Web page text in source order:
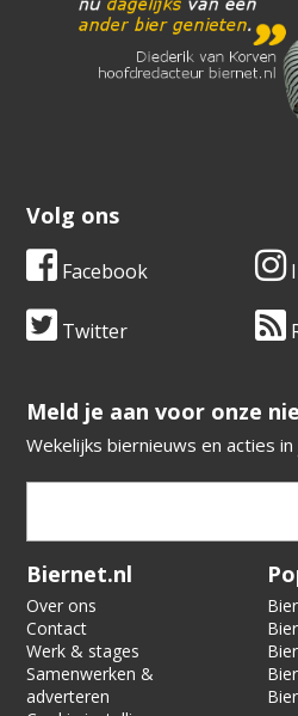
Volg ons
Facebook
Twitter
​​​​​​​Meld je aan voor onze
Wekelijks biernieuws en acties in
Verification code:
Biernet.nl
Over ons
Contact
Werk & stages
Samenwerken &
adverteren